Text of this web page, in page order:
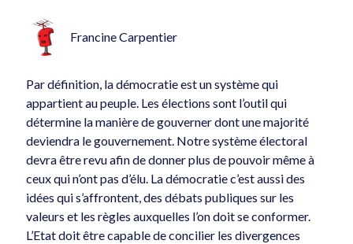
Francine Carpentier
Par définition, la démocratie est un système qui
appartient au peuple. Les élections sont l’outil qui
détermine la manière de gouverner dont une majorité
deviendra le gouvernement. Notre système électoral
devra être revu afin de donner plus de pouvoir même à
ceux qui n’ont pas d’élu. La démocratie c’est aussi des
idées qui s’affrontent, des débats publiques sur les
valeurs et les règles auxquelles l’on doit se conformer.
L’Etat doit être capable de concilier les divergences